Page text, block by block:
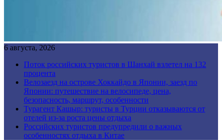
6 августа, 2026
Поток российских туристов в Шанхай взлетел на 132
процента
Велозаезд на острове Хоккайдо в Японии, заезд по
Японии: путешествие на велосипеде, цена,
безопасность, маршрут, особенности
Турагент Кашыр: туристы в Турции отказываются от
отелей из-за роста цены отдыха
Российских туристов предупредили о важных
особенностях отдыха в Китае